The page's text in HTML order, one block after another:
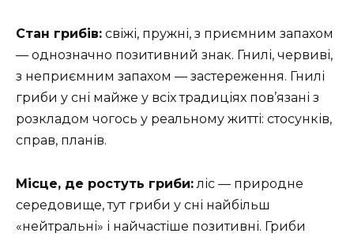
Стан грибів: свіжі, пружні, з приємним запахом
— однозначно позитивний знак. Гнилі, червиві,
з неприємним запахом — застереження. Гнилі
гриби у сні майже у всіх традиціях пов’язані з
розкладом чогось у реальному житті: стосунків,
справ, планів.
Місце, де ростуть гриби: ліс — природне
середовище, тут гриби у сні найбільш
«нейтральні» і найчастіше позитивні. Гриби